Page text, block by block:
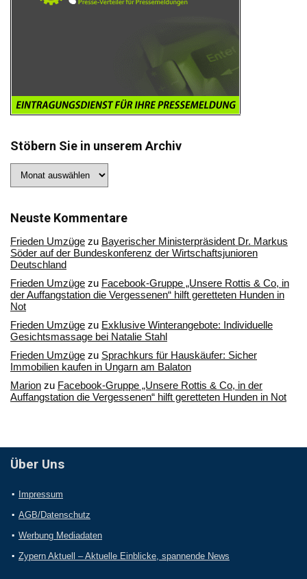
Stöbern Sie in unserem Archiv
Sie
Archiv
Neuste Kommentare
Frieden Umzüge zu Bayerischer Ministerpräsident Dr. Markus
Söder auf der Bundeskonferenz der Wirtschaftsjunioren
Deutschland
Frieden Umzüge zu Facebook-Gruppe „Unsere Rottis & Co, in
der Auffangstation die Vergessenen“ hilft geretteten Hunden in
Not
Frieden Umzüge zu Exklusive Winterangebote: Individuelle
Gesichtsmassage bei Natalie Stahl
Frieden Umzüge zu Sprachkurs für Hauskäufer: Sicher
Immobilien kaufen in Ungarn am Balaton
Marion zu Facebook-Gruppe „Unsere Rottis & Co, in der
Auffangstation die Vergessenen“ hilft geretteten Hunden in Not
Über Uns
Impressum
AGB/Datenschutz
Werbung Mediadaten
Zypern Aktuell – Aktuelle Einblicke, spannende News